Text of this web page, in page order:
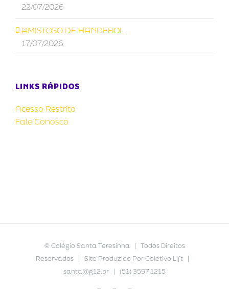
22/07/2026
AMISTOSO DE HANDEBOL
17/07/2026
LINKS RÁPIDOS
Acesso Restrito
Fale Conosco
©Colégio Santa Teresinha| Todos Direitos
Reservados | Site Produzido PorColetivo Lift|
santa@g12.br | (51) 3597 1215